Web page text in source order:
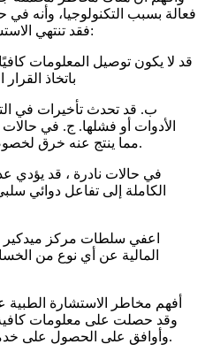
فعالة بسبب التكنولوجيا، وأنه
فقد تنتهي الاستشارة. وقد تشمل المخاطر ما يلي:
قد لا يكون توصيل المعلومات
باتخاذ
ب. قد تحدث تأخيرات في
الأدوات أو فشلها. ج. في
مما ينتج عنه خرق لخصوصية المعلومات الطبية الشخصية.
في حالات نادرة ، قد يؤدي
الكاملة إلى تفاعل دوائي
اعفي سلطات مركز ميدكير
المالية عن أي نوع من
أفهم مخاطر الاستشارة الطبية
وقد حصلت على معلومات كافية
وأوافق على الحصول على خدمات الاستشارات الصحية عن بعد.